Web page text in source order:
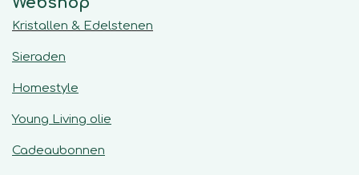
Kristallen & Edelstenen
Sieraden
Homestyle
Young Living olie
Cadeaubonnen